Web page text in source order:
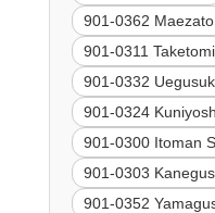
901-0362 Maezato
901-0311 Taketomi
901-0332
901-0324
901-0300 Itoman
901-0303
901-0352